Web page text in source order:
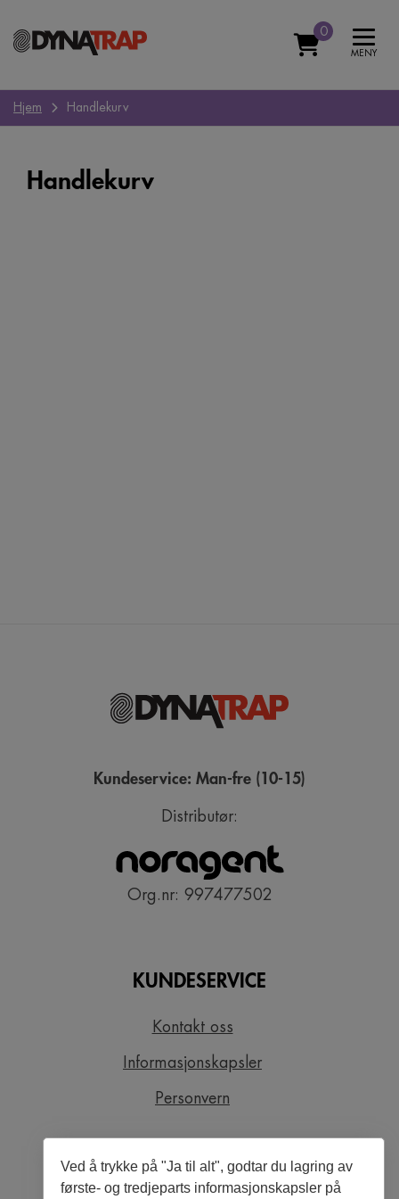
0
MENY
Hjem Handlekurv
Handlekurv
Kundeservice: Man-fre (10-15)
Distributør:
Org.nr: 997477502
KUNDESERVICE
Kontakt oss
Informasjonskapsler
Personvern
SNARVEIER
Ved å trykke på "Ja til alt", godtar du lagring av
første- og tredjeparts informasjonskapsler på